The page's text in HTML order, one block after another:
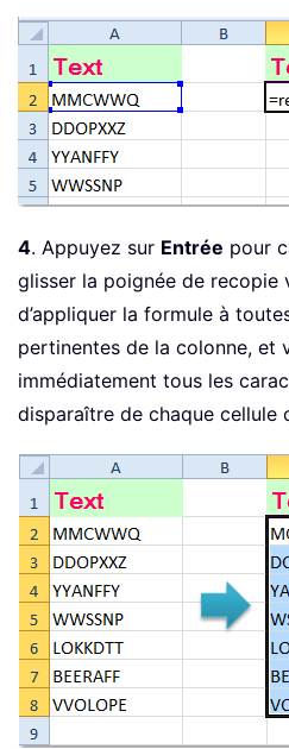
4. Appuyez sur Entrée pour
glisser la poignée de recopie
d’appliquer la formule à
pertinentes de la colonne, et
immédiatement tous les
disparaître de chaque cellule